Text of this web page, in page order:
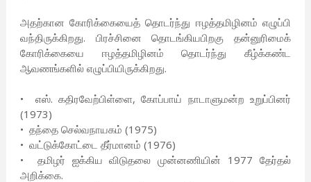
அதற்கான கோரிக்கையைத் தொடர்ந்து ஈழத்தமிழினம் எழுப்பி
வந்திருக்கிறது. பிரச்சினை தொடங்கியபிறகு தன்னுரிமைக்
கோரிக்கையை ஈழத்தமிழினம் தொடர்ந்து கீழ்க்கண்ட
ஆவணங்களில் எழுப்பியிருக்கிறது.
• எஸ். கதிரவேற்பிள்ளை, கோப்பாய் நாடாளுமன்ற உறுப்பினர்
(1973)
• தந்தை செல்வநாயகம் (1975)
• வட்டுக்கோட்டை தீர்மானம் (1976)
• தமிழர் ஐக்கிய விடுதலை முன்னணியின் 1977 தேர்தல்
அறிக்கை.